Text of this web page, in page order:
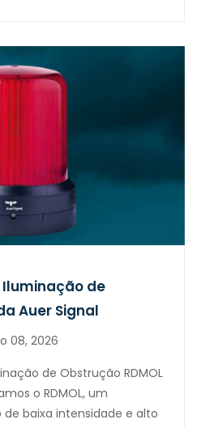
Iluminação de
Auer Signal
08, 2026
de Obstrução RDMOL
o RDMOL, um
baixa intensidade e alto